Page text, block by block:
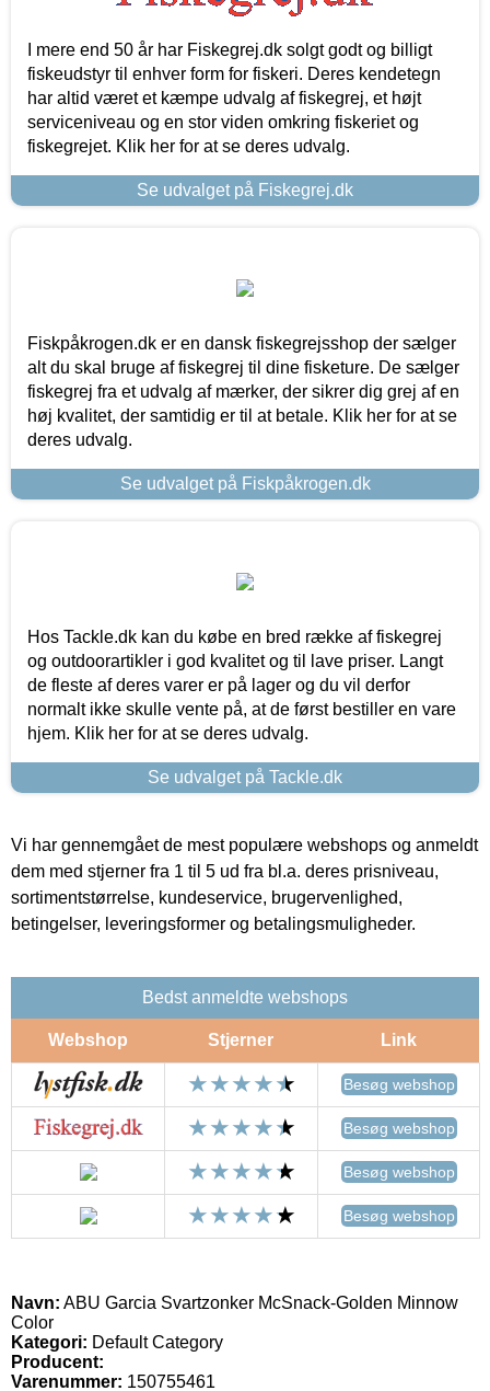
I mere end 50 år har Fiskegrej.dk solgt godt og billigt
fiskeudstyr til enhver form for fiskeri. Deres kendetegn
har altid været et kæmpe udvalg af fiskegrej, et højt
serviceniveau og en stor viden omkring fiskeriet og
fiskegrejet. Klik her for at se deres udvalg.
Se udvalget på Fiskegrej.dk
Fiskpåkrogen.dk er en dansk fiskegrejsshop der sælger
alt du skal bruge af fiskegrej til dine fisketure. De sælger
fiskegrej fra et udvalg af mærker, der sikrer dig grej af en
høj kvalitet, der samtidig er til at betale. Klik her for at se
deres udvalg.
Se udvalget på Fiskpåkrogen.dk
Hos Tackle.dk kan du købe en bred række af fiskegrej
og outdoorartikler i god kvalitet og til lave priser. Langt
de fleste af deres varer er på lager og du vil derfor
normalt ikke skulle vente på, at de først bestiller en vare
hjem. Klik her for at se deres udvalg.
Se udvalget på Tackle.dk
Vi har gennemgået de mest populære webshops og anmeldt
dem med stjerner fra 1 til 5 ud fra bl.a. deres prisniveau,
sortimentstørrelse, kundeservice, brugervenlighed,
betingelser, leveringsformer og betalingsmuligheder.
Bedst anmeldte webshops
Webshop Stjerner Link
Besøg webshop
Besøg webshop
Besøg webshop
Besøg webshop
Navn: ABU Garcia Svartzonker McSnack-Golden Minnow
Color
Kategori: Default Category
Producent:
Varenummer: 150755461